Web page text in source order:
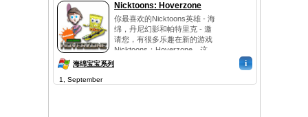
Nicktoons: Hoverzone
你最喜欢的Nicktoons英雄 - 海
绵，丹尼幻影和帕特里克 - 邀
请您，有很多乐趣在新的游戏
Nicktoons：Hoverzone。这
海绵宝宝系列 i
1, September